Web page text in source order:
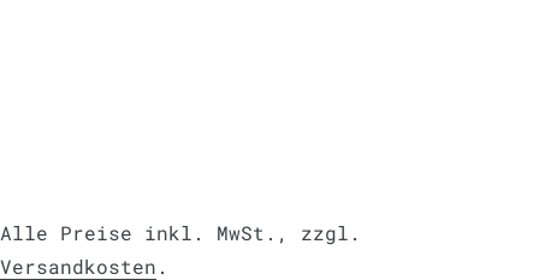
Alle Preise inkl. MwSt., zzgl.
Versandkosten .